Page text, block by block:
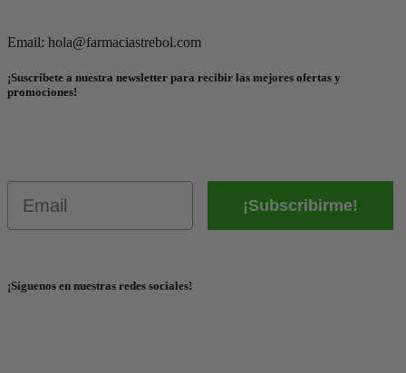
Email: hola@farmaciastrebol.com
¡Suscríbete a nuestra newsletter para recibir las mejores ofertas y
promociones!
¡Subscribirme!
¡Síguenos en nuestras redes sociales!